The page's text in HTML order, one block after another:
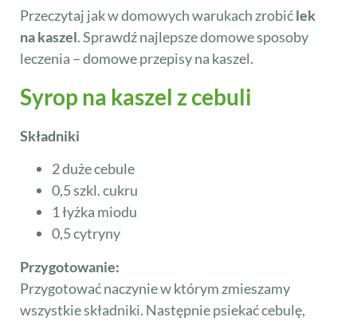
Przeczytaj jak w domowych warukach zrobićlek
na kaszel. Sprawdź najlepsze domowe sposoby
leczenia – domowe przepisy na kaszel.
Syrop na kaszel z cebuli
Składniki
2 duże cebule
0,5 szkl. cukru
1 łyżka miodu
0,5 cytryny
Przygotowanie:
Przygotować naczynie w którym zmieszamy
wszystkie składniki. Następnie psiekać cebulę,